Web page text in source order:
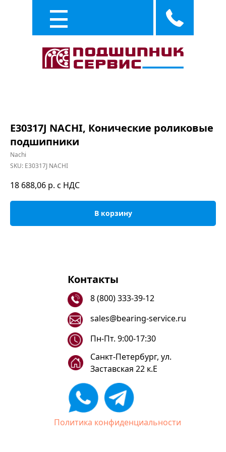
E30317J NACHI, Конические роликовые
подшипники
Nachi
SKU: E30317J NACHI
18 688,06 р. с НДС
В корзину
Контакты
8 (800) 333-39-12
sales@bearing-service.ru
Санкт-Петербург, ул.
Заставская 22 к.Е
Пн-Пт. 9:00-17:30
Политика конфиденциальности